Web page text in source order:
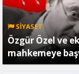
SİYASET
Özgür Özel ve
mahkemeye